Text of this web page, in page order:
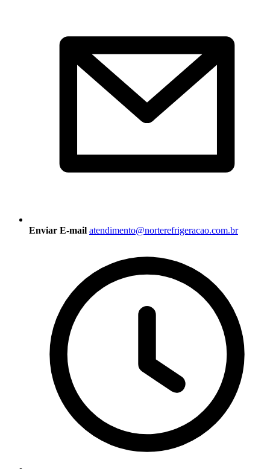
Enviar E-mail atendimento@norterefrigeracao.com.br